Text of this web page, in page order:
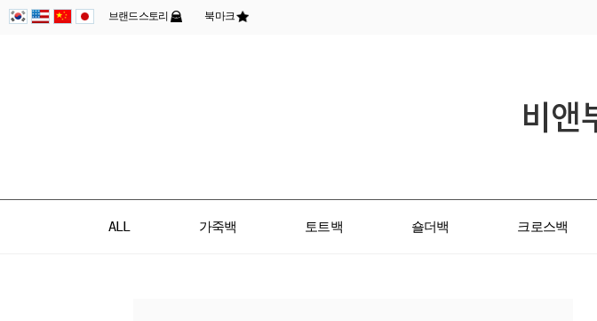
브랜드스토리 북마크
ALL 가죽백 토트백 숄더백 크로스백